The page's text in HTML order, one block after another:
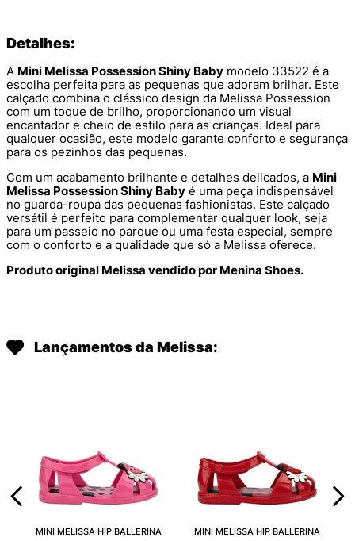
Detalhes:
A Mini Melissa Possession Shiny Baby modelo 33522 é a
escolha perfeita para as pequenas que adoram brilhar. Este
calçado combina o clássico design da Melissa Possession
com um toque de brilho, proporcionando um visual
encantador e cheio de estilo para as crianças. Ideal para
qualquer ocasião, este modelo garante conforto e segurança
para os pezinhos das pequenas.
Com um acabamento brilhante e detalhes delicados, a Mini
Melissa Possession Shiny Baby é uma peça indispensável
no guarda-roupa das pequenas fashionistas. Este calçado
versátil é perfeito para complementar qualquer look, seja
para um passeio no parque ou uma festa especial, sempre
com o conforto e a qualidade que só a Melissa oferece.
Produto original Melissa vendido por Menina Shoes.
Lançamentos da Melissa:
MINI MELISSA HIP BALLERINA
MINI MELISSA HIP BALLERINA